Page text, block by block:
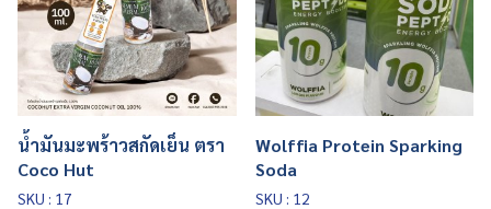
น้ำมันมะพร้าวสกัดเย็น ตรา
Coco Hut
SKU : 17
Wolffia Protein Sparking
Soda
SKU : 12